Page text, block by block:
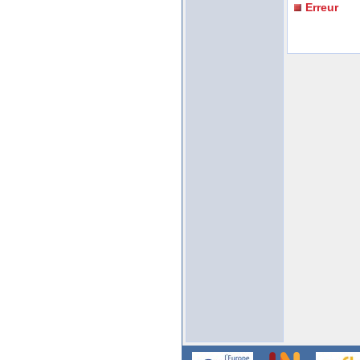
Erreur